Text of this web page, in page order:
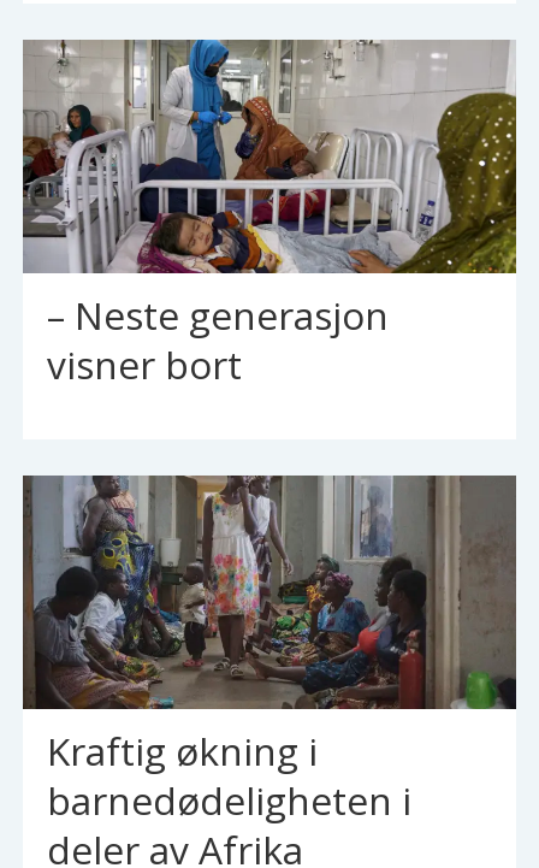
– Neste generasjon
visner bort
Kraftig økning i
barnedødeligheten i
deler av Afrika